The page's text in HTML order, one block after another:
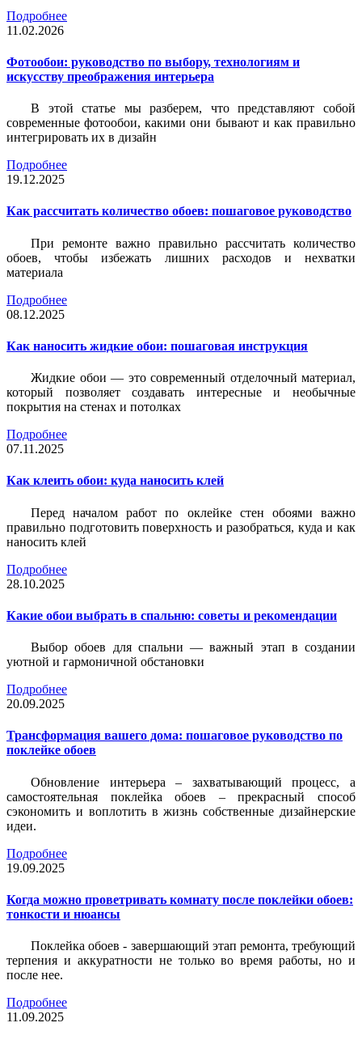
Подробнее
11.02.2026
Фотообои: руководство по выбору, технологиям и
искусству преображения интерьера
В этой статье мы разберем, что представляют собой
современные фотообои, какими они бывают и как правильно
интегрировать их в дизайн
Подробнее
19.12.2025
Как рассчитать количество обоев: пошаговое руководство
При ремонте важно правильно рассчитать количество
обоев, чтобы избежать лишних расходов и нехватки
материала
Подробнее
08.12.2025
Как наносить жидкие обои: пошаговая инструкция
Жидкие обои — это современный отделочный материал,
который позволяет создавать интересные и необычные
покрытия на стенах и потолках
Подробнее
07.11.2025
Как клеить обои: куда наносить клей
Перед началом работ по оклейке стен обоями важно
правильно подготовить поверхность и разобраться, куда и как
наносить клей
Подробнее
28.10.2025
Какие обои выбрать в спальню: советы и рекомендации
Выбор обоев для спальни — важный этап в создании
уютной и гармоничной обстановки
Подробнее
20.09.2025
Трансформация вашего дома: пошаговое руководство по
поклейке обоев
Обновление интерьера – захватывающий процесс, а
самостоятельная поклейка обоев – прекрасный способ
сэкономить и воплотить в жизнь собственные дизайнерские
идеи.
Подробнее
19.09.2025
Когда можно проветривать комнату после поклейки обоев:
тонкости и нюансы
Поклейка обоев - завершающий этап ремонта, требующий
терпения и аккуратности не только во время работы, но и
после нее.
Подробнее
11.09.2025